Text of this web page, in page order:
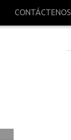
CONTÁCTENOS